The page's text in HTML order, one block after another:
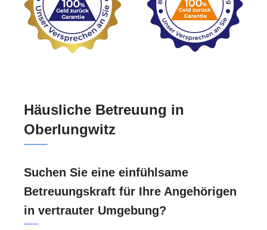
Häusliche Betreuung in
Oberlungwitz
Suchen Sie eine einfühlsame
Betreuungskraft für Ihre Angehörigen
in vertrauter Umgebung?